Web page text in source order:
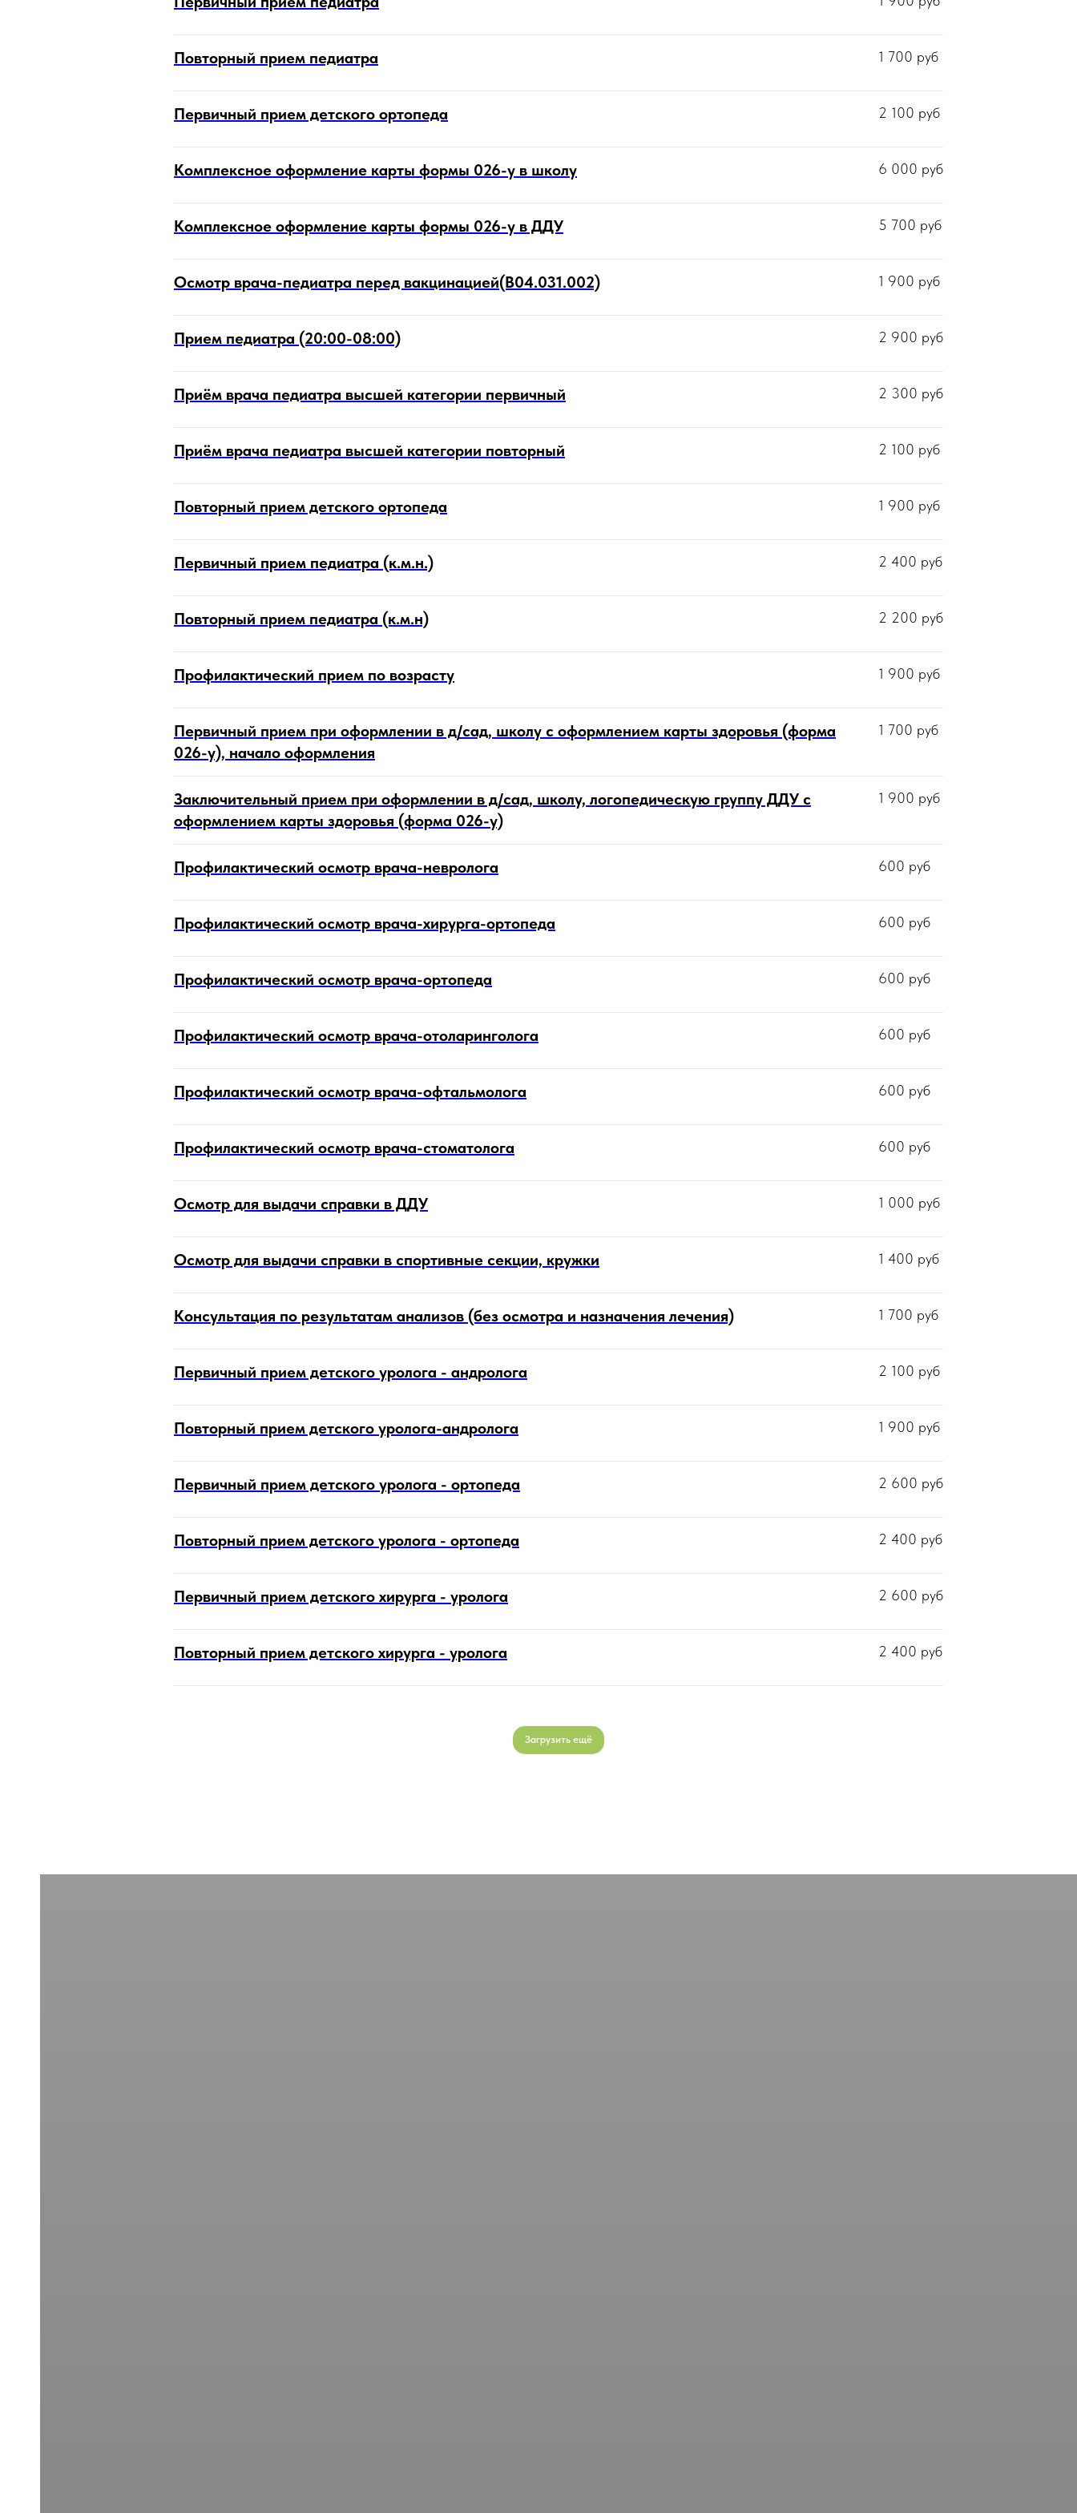
Повторный прием педиатра 1 700 руб
Первичный прием детского ортопеда 2 100 руб
Комплексное оформление карты формы 026-у в школу 6 000 руб
Комплексное оформление карты формы 026-у в ДДУ 5 700 руб
Осмотр врача-педиатра перед вакцинацией(B04.031.002) 1 900 руб
Прием педиатра (20:00-08:00) 2 900 руб
Приём врача педиатра высшей категории первичный 2 300 руб
Приём врача педиатра высшей категории повторный 2 100 руб
Повторный прием детского ортопеда 1 900 руб
Первичный прием педиатра (к.м.н.) 2 400 руб
Повторный прием педиатра (к.м.н) 2 200 руб
Профилактический прием по возрасту 1 900 руб
Первичный прием при оформлении в д/сад, школу с оформлением карты здоровья (форма
026-у), начало оформления
1 700 руб
Заключительный прием при оформлении в д/сад, школу, логопедическую группу ДДУ с
оформлением карты здоровья (форма 026-у)
1 900 руб
Профилактический осмотр врача-невролога 600 руб
Профилактический осмотр врача-хирурга-ортопеда 600 руб
Профилактический осмотр врача-ортопеда 600 руб
Профилактический осмотр врача-отоларинголога 600 руб
Профилактический осмотр врача-офтальмолога 600 руб
Профилактический осмотр врача-стоматолога 600 руб
Осмотр для выдачи справки в ДДУ 1 000 руб
Осмотр для выдачи справки в спортивные секции, кружки 1 400 руб
Консультация по результатам анализов (без осмотра и назначения лечения) 1 700 руб
Первичный прием детского уролога - андролога 2 100 руб
Повторный прием детского уролога-андролога 1 900 руб
Первичный прием детского уролога - ортопеда 2 600 руб
Повторный прием детского уролога - ортопеда 2 400 руб
Первичный прием детского хирурга - уролога 2 600 руб
Повторный прием детского хирурга - уролога 2 400 руб
Загрузить ещё